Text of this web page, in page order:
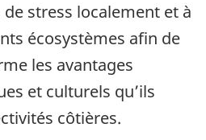
stress localement et à
écosystèmes afin de
les avantages
et culturels qu’ils
côtières.